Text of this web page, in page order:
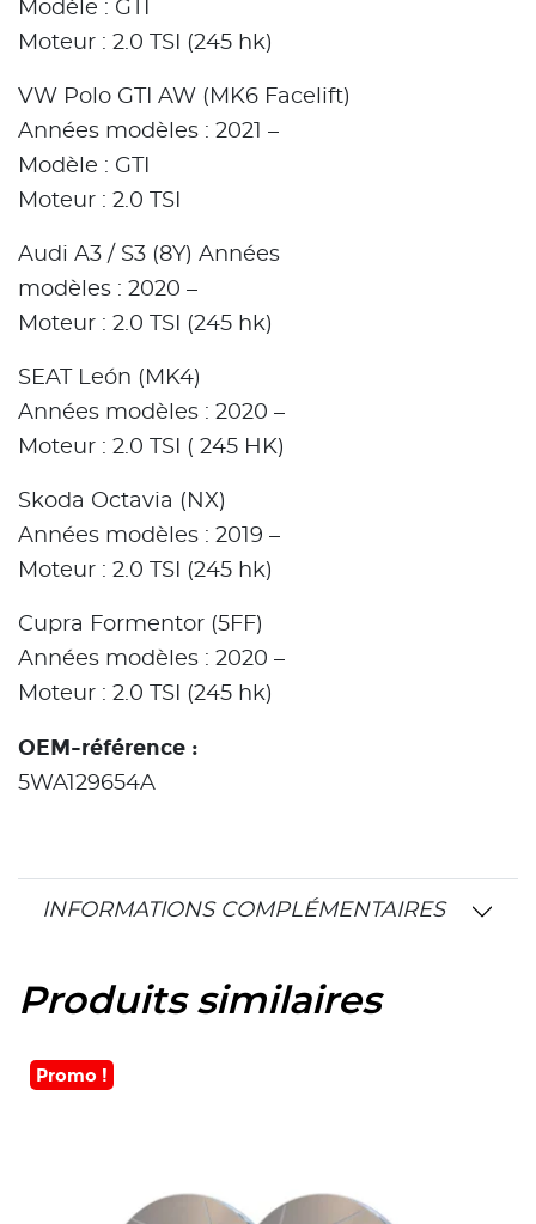
Modèle : GTI
Moteur : 2.0 TSI (245 hk)
VW Polo GTI AW (MK6 Facelift)
Années modèles : 2021 –
Modèle : GTI
Moteur : 2.0 TSI
Audi A3 / S3 (8Y) Années
modèles : 2020 –
Moteur : 2.0 TSI (245 hk)
SEAT León (MK4)
Années modèles : 2020 –
Moteur : 2.0 TSI ( 245 HK)
Skoda Octavia (NX)
Années modèles : 2019 –
Moteur : 2.0 TSI (245 hk)
Cupra Formentor (5FF)
Années modèles : 2020 –
Moteur : 2.0 TSI (245 hk)
OEM-référence :
5WA129654A
INFORMATIONS COMPLÉMENTAIRES
Produits similaires
Promo !